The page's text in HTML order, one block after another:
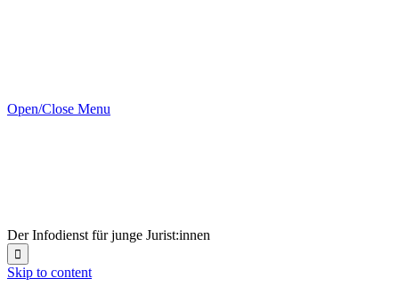
Open/Close Menu
Der Infodienst für junge Jurist:innen

Skip to content